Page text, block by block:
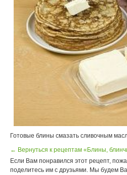
Готовые блины смазать сливочным
← Вернуться к рецептам «Блины,
Если Вам понравился этот рецепт,
поделитесь им с друзьями. Мы будем